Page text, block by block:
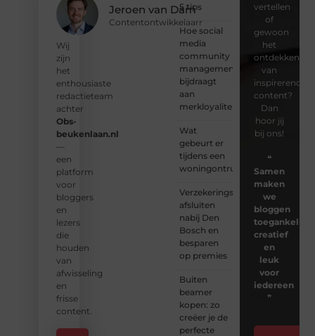
Jeroen van Dam
Contentontwikkelaarr
Wij
zijn
het
enthousiaste
redactieteam
achter
Obs-
beukenlaan.nl
—
een
platform
voor
bloggers
en
lezers
die
houden
van
afwisseling
en
frisse
content.
5 tips
Hoe social
media
community
management
bijdraagt
aan
merkloyaliteit
Wat
gebeurt er
tijdens een
woningontruiming?
Verzekeringspakket
afsluiten
nabij Den
Bosch en
besparen
op premies
Buiten
beamer
kopen: zo
creëer je de
perfecte
vertellen
of
gewoon
het
ontdekken
van
inspirerende
content?
Dan
hoor jij
bij ons!
❝
Samen
maken
we
bloggen
toegankelijk,
creatief
en
leuk
voor
iedereen
❞